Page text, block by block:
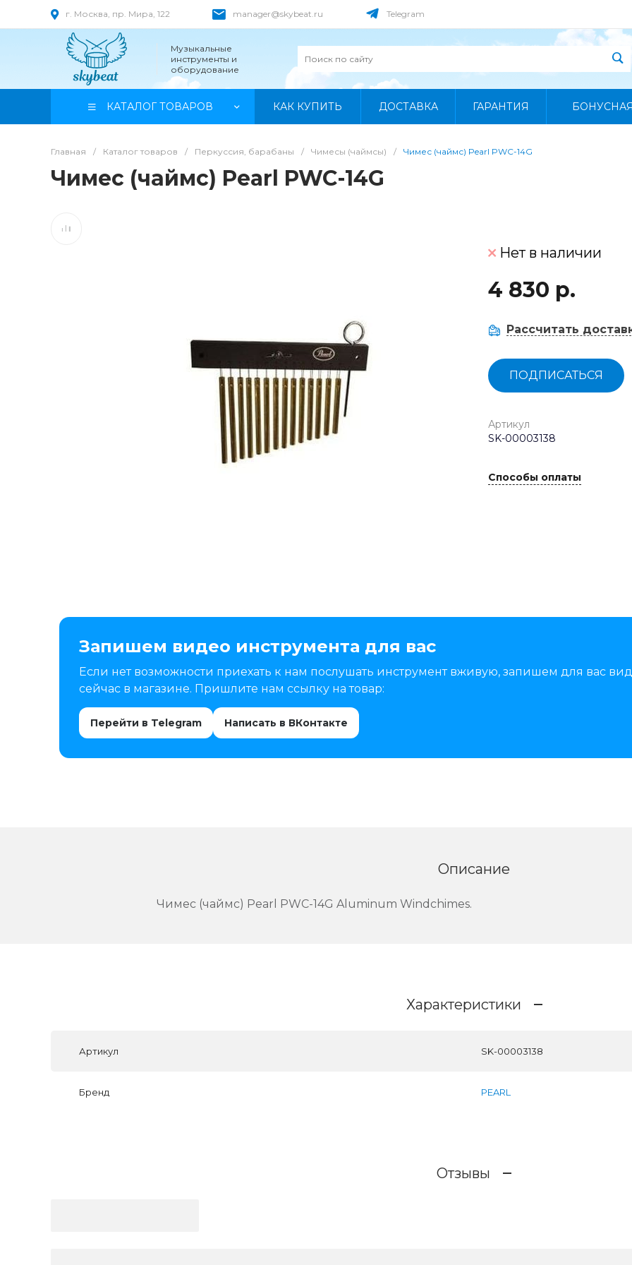
г. Москва, пр. Мира, 122 manager@skybeat.ru Telegram
Музыкальные
инструменты и
оборудование
КАТАЛОГ ТОВАРОВ КАК КУПИТЬ ДОСТАВКА ГАРАНТИЯ
Главная / Каталог товаров / Перкуссия, барабаны / Чимесы (чаймсы) / Чимес (чаймс) Pearl PWC-14G
Чимес (чаймс) Pearl PWC-14G
Нет в наличии
4 830 р.
Рассчитать
ПОДПИСАТЬСЯ
Артикул
SK-00003138
Способы оплаты
Запишем видео инструмента для вас
Если нет возможности приехать к нам послушать инструмент вживую, запишем для вас
сейчас в магазине. Пришлите нам ссылку на товар:
Перейти в Telegram Написать в ВКонтакте
Описание
Чимес (чаймс) Pearl PWC-14G Aluminum Windchimes.
Характеристики
Артикул SK-00003138
Бренд PEARL
Отзывы